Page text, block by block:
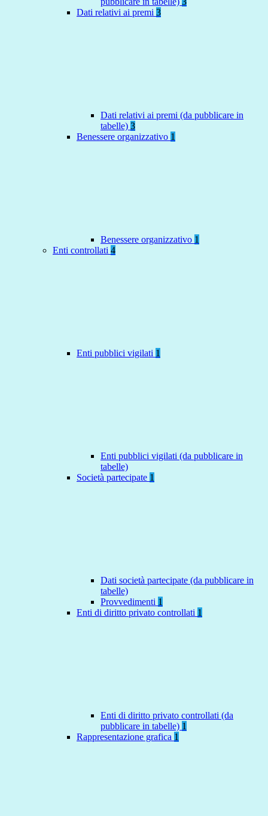
Dati relativi ai premi 3
Dati relativi ai premi (da pubblicare in
tabelle) 3
Benessere organizzativo 1
Benessere organizzativo 1
Enti controllati 4
Enti pubblici vigilati 1
Enti pubblici vigilati (da pubblicare in
tabelle)
Società partecipate 1
Dati società partecipate (da pubblicare in
tabelle)
Provvedimenti 1
Enti di diritto privato controllati 1
Enti di diritto privato controllati (da
pubblicare in tabelle) 1
Rappresentazione grafica 1